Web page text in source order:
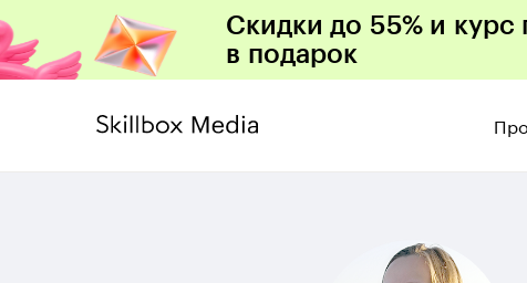
Скидки до 55% и курс
в подарок